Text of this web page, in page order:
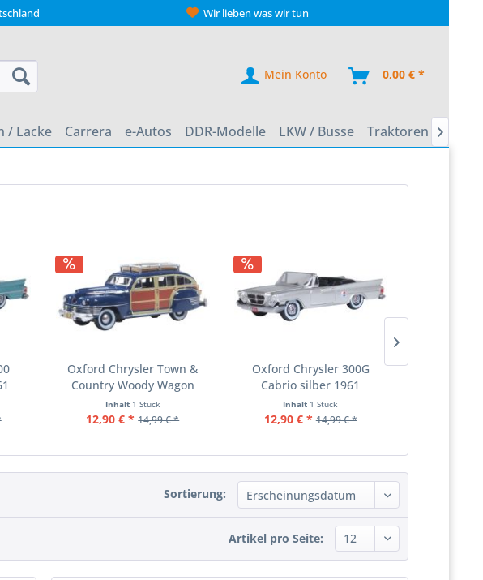
Wir lieben was wir tun
Mein Konto 0,00 € *
/ Lacke Carrera e-Autos DDR-Modelle LKW / Busse Traktoren 
Oxford Chrysler Town &
Country Woody Wagon
blau...
Inhalt 1 Stück
12,90 € * 14,99 € *
Oxford Chrysler 300G
Cabrio silber 1961
Inhalt 1 Stück
12,90 € * 14,99 € *
Sortierung:
Artikel pro Seite: